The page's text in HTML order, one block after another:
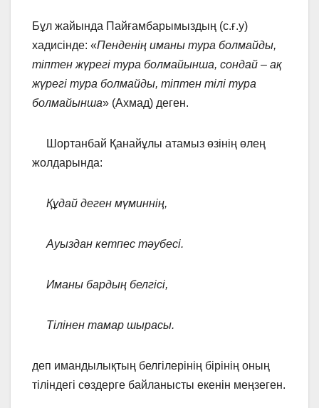
Бұл жайында Пайғамбарымыздың (с.ғ.у)
хадисінде: «Пенденің иманы тура болмайды,
тіптен жүрегі тура болмайынша, сондай – ақ
жүрегі тура болмайды, тіптен тілі тура
болмайынша» (Ахмад) деген.
Шортанбай Қанайұлы атамыз өзінің өлең
жолдарында:
Құдай деген мүминнің,
Ауыздан кетпес тәубесі.
Иманы бардың белгісі,
Тілінен тамар шырасы.
деп имандылықтың белгілерінің бірінің оның
тіліндегі сөздерге байланысты екенін меңзеген.